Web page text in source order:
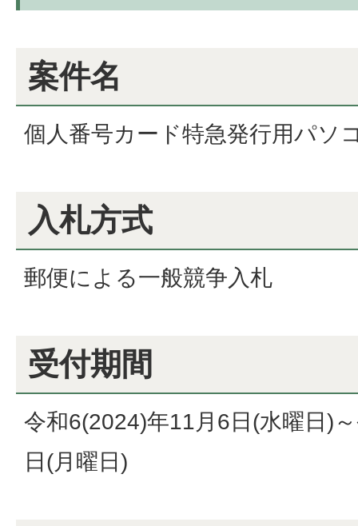
案件名
個人番号カード特急発行用パソ
入札方式
郵便による一般競争入札
受付期間
令和6(2024)年11月6日(水曜日)
日(月曜日)